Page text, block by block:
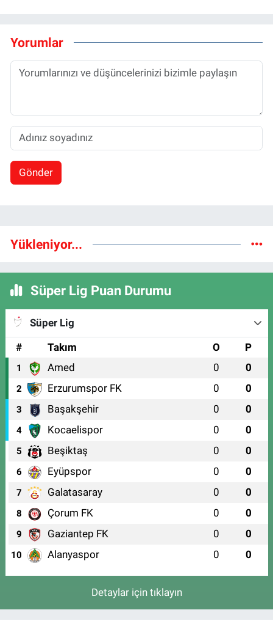
Yorumlar
Gönder
Yükleniyor...
Süper Lig Puan Durumu
Süper Lig
#
Takım O P
1 Amed 0 0
2 Erzurumspor FK 0 0
3 Başakşehir 0 0
4 Kocaelispor 0 0
5 Beşiktaş 0 0
6 Eyüpspor 0 0
7 Galatasaray 0 0
8 Çorum FK 0 0
9 Gaziantep FK 0 0
10 Alanyaspor 0 0
Detaylar için tıklayın